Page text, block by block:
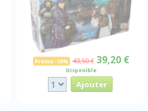
Promo -10% 43,50 € 39,20 €
Disponible